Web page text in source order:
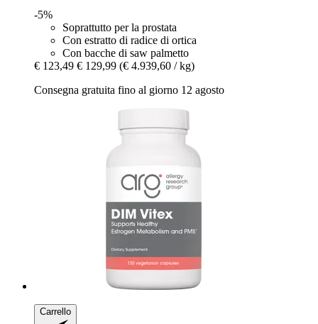
-5%
Soprattutto per la prostata
Con estratto di radice di ortica
Con bacche di saw palmetto
€ 123,49 € 129,99 (€ 4.939,60 / kg)
Consegna gratuita fino al giorno 12 agosto
Carrello